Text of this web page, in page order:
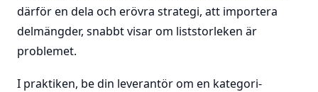
därför en dela och erövra strategi, att importera
delmängder, snabbt visar om liststorleken är
problemet.
I praktiken, be din leverantör om en kategori-